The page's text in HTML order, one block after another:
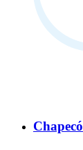
Chapecó